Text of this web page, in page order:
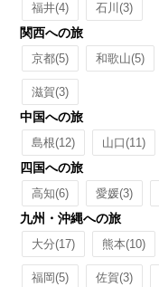
福井(4) 石川(3)
関西への旅
京都(5) 和歌山(5)
滋賀(3)
中国への旅
島根(12) 山口(11)
四国への旅
高知(6) 愛媛(3)
九州・沖縄への旅
大分(17) 熊本(10)
福岡(5) 佐賀(3)